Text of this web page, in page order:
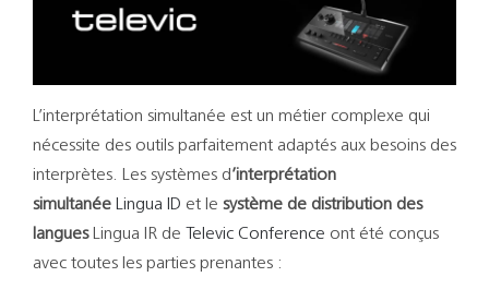
L’interprétation simultanée est un métier complexe qui
nécessite des outils parfaitement adaptés aux besoins des
interprètes. Les systèmes d’interprétation
simultanée Lingua ID et le système de distribution des
languesLingua IR de Televic Conference ont été conçus
avec toutes les parties prenantes :